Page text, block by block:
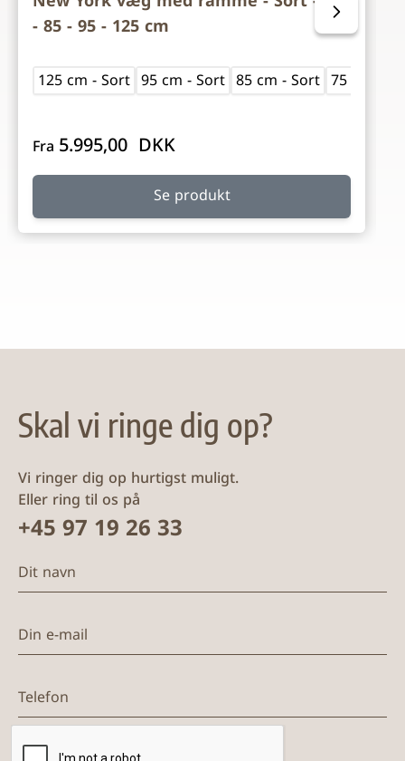
- 85 - 95 - 125 cm
125 cm - Sort 95 cm - Sort 85 cm - Sort 75 cm -
Fra 5.995,00 DKK
Se produkt
Skal vi ringe dig op?
Vi ringer dig op hurtigst muligt.
Eller ring til os på
+45 97 19 26 33